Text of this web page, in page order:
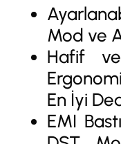
Mod ve
Hafif
En İyi
EMI